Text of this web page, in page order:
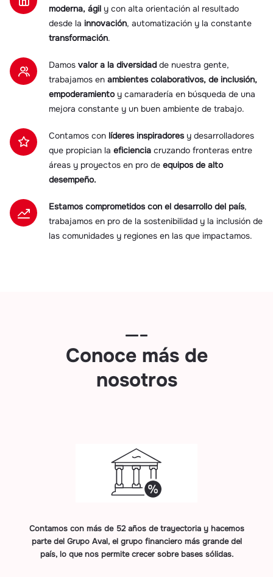
moderna, ágil y con alta orientación al resultado
desde la innovación, automatización y la constante
transformación.
Damos valor a la diversidad de nuestra gente,
trabajamos en ambientes colaborativos, de inclusión,
empoderamiento y camaradería en búsqueda de una
mejora constante y un buen ambiente de trabajo.
Contamos con líderes inspiradores y desarrolladores
que propician la eficiencia cruzando fronteras entre
áreas y proyectos en pro de equipos de alto
desempeño.
Estamos comprometidos con el desarrollo del país,
trabajamos en pro de la sostenibilidad y la inclusión de
las comunidades y regiones en las que impactamos.
Conoce más de
nosotros
Contamos con más de 52 años de trayectoria y hacemos
parte del Grupo Aval, el grupo financiero más grande del
país, lo que nos permite crecer sobre bases sólidas.